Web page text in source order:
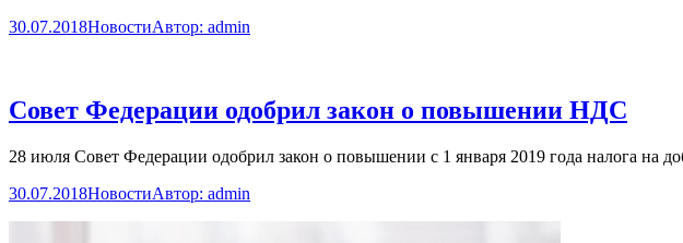
30.07.2018НовостиАвтор: admin
Совет Федерации одобрил закон о повышении НДС
28 июля Совет Федерации одобрил закон о повышении с 1 января 2019 года налога на
30.07.2018НовостиАвтор: admin